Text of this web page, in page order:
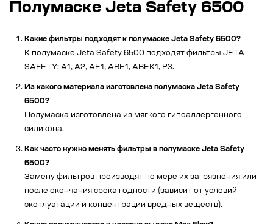
Полумаске Jeta Safety 6500
Какие фильтры подходят к полумаске Jeta Safety 6500?
К полумаске Jeta Safety 6500 подходят фильтры JETA
SAFETY: A1, A2, AE1, ABE1, ABEK1, P3.
Из какого материала изготовлена полумаска Jeta Safety
6500?
Полумаска изготовлена из мягкого гипоаллергенного
силикона.
Как часто нужно менять фильтры в полумаске Jeta Safety
6500?
Замену фильтров производят по мере их загрязнения или
после окончания срока годности (зависит от условий
эксплуатации и концентрации вредных веществ).